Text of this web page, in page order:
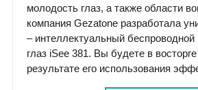
молодость глаз, а также области
компания Gezatone разработала
– интеллектуальный
глаз iSee 381. Вы будете в
результате его использования